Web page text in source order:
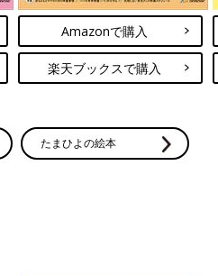
Amazonで購入
楽天ブックスで購入
たまひよの絵本